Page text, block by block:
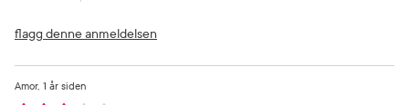
flagg denne anmeldelsen
1 år siden
Amor